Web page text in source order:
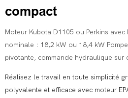
compact
Moteur Kubota D1105 ou Perkins avec
nominale : 18,2 kW ou 18,4 kW
pivotante, commande hydraulique sur
Réalisez le travail en toute simplicité
polyvalente et efficace avec moteur